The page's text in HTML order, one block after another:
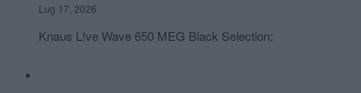
Lug 17, 2026
Knaus L!ve Wave 650 MEG Black Selection: